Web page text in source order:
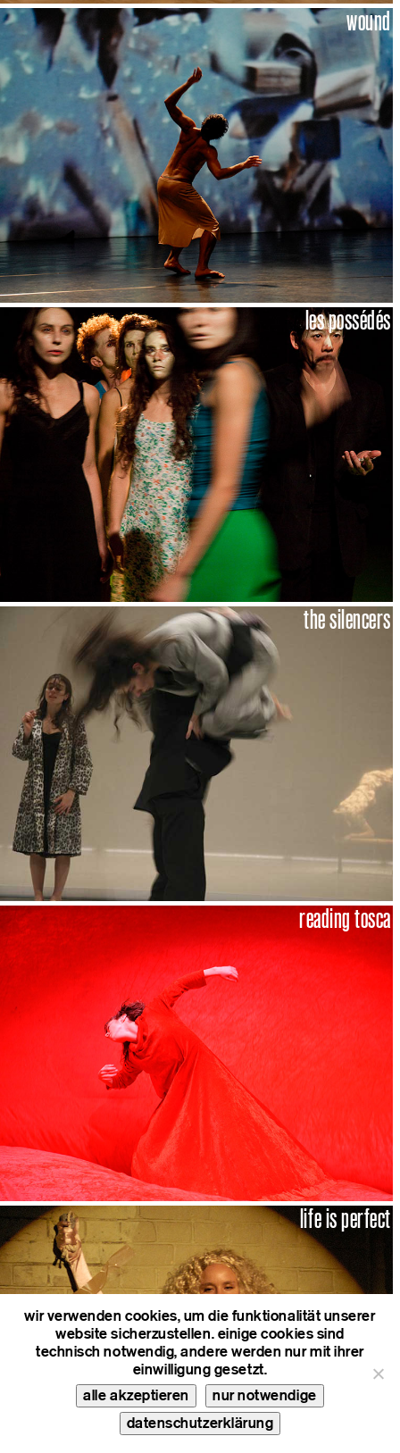
wound
les possédés
the silencers
reading tosca
life is perfect
wir verwenden cookies, um die funktionalität unserer
website sicherzustellen. einige cookies sind
technisch notwendig, andere werden nur mit ihrer
einwilligung gesetzt.
alle akzeptieren
nur notwendige
datenschutzerklärung